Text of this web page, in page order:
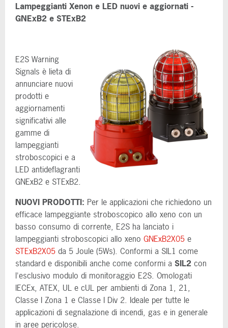
Lampeggianti Xenon e LED nuovi e aggiornati -
GNExB2 e STExB2
E2S Warning
Signals è lieta di
annunciare nuovi
prodotti e
aggiornamenti
significativi alle
gamme di
lampeggianti
stroboscopici e a
LED antideflagranti
GNExB2 e STExB2.
NUOVI PRODOTTI: Per le applicazioni che richiedono un
efficace lampeggiante stroboscopico allo xeno con un
basso consumo di corrente, E2S ha lanciato i
lampeggianti stroboscopici allo xeno GNExB2X05 e
STExB2X05 da 5 Joule (5Ws). Conformi a SIL1 come
standard e disponibili anche come conformi a SIL2 con
l'esclusivo modulo di monitoraggio E2S. Omologati
IECEx, ATEX, UL e cUL per ambienti di Zona 1, 21,
Classe I Zona 1 e Classe I Div 2. Ideale per tutte le
applicazioni di segnalazione di incendi, gas e in generale
in aree pericolose.